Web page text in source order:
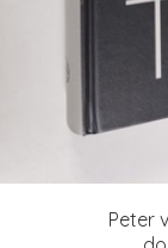
Peter